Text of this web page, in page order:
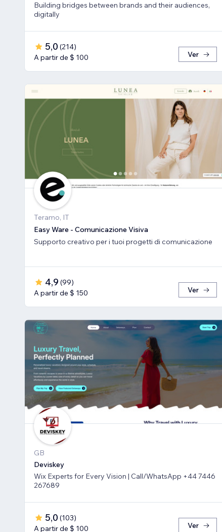
Building bridges between brands and their audiences,
digitally
5,0 (214)
A partir de $ 100
Ver
Teramo, IT
Easy Ware - Comunicazione Visiva
Supporto creativo per i tuoi progetti di comunicazione
4,9 (99)
A partir de $ 150
Ver
GB
Deviskey
Wix Experts for Every Vision | Call/WhatsApp +44 7446
267689
5,0 (103)
A partir de $ 100
Ver